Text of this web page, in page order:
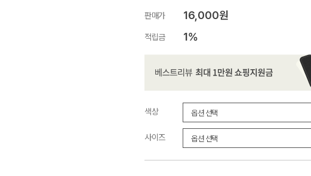
판매가 16,000원
적립금 1%
색상
사이즈